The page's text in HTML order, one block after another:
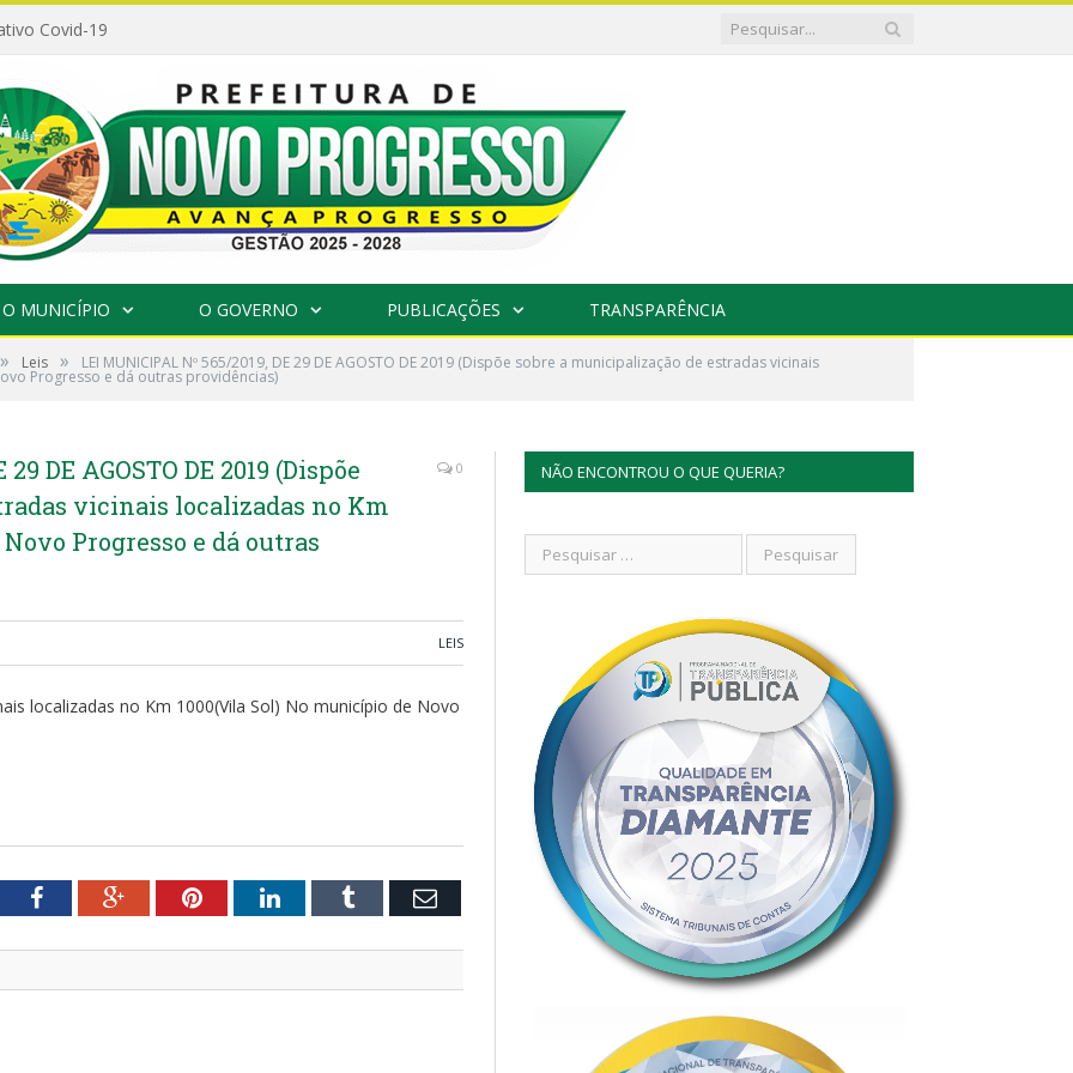
Covid-19
O MUNICÍPIO O GOVERNO PUBLICAÇÕES TRANSPARÊNCIA
» Leis » LEI MUNICIPAL Nº 565/2019, DE 29 DE AGOSTO DE 2019 (Dispõe sobre a municipalização de estradas vicinais
Progresso e dá outras providências)
DE AGOSTO DE 2019 (Dispõe
vicinais localizadas no Km
Progresso e dá outras
0
LEIS
localizadas no Km 1000(Vila Sol) No município de Novo
FacebookGoogle+PinterestLinkedInTumblr Email
NÃO ENCONTROU O QUE QUERIA?